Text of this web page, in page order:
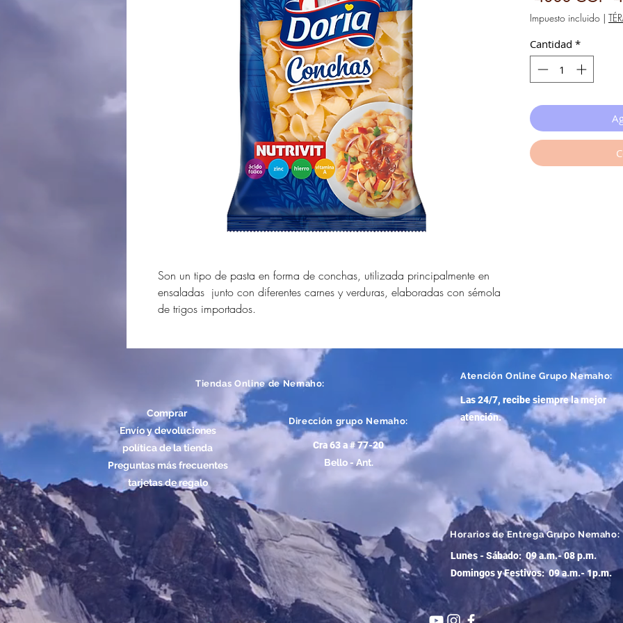
Son un tipo de pasta en forma de conchas, utilizada principalmente en
ensaladas junto con diferentes carnes y verduras, elaboradas con sémola
de trigos importados.
Impuesto incluido |
Cantidad *
Tiendas Online de Nemaho:
Comprar
Envío y devoluciones
política de la tienda
Preguntas más frecuentes
tarjetas de regalo
Dirección grupo Nemaho:
Cra 63 a # 77-20
Bello - Ant.
Atención Online Grupo Nemaho:
Las 24/7, recibe siempre la mejor
atención.
Horarios de Entrega Grupo Nemaho:
Lunes - Sábado: 09 a.m.- 08 p.m.
Domingos y Festivos: 09 a.m.- 1p.m.